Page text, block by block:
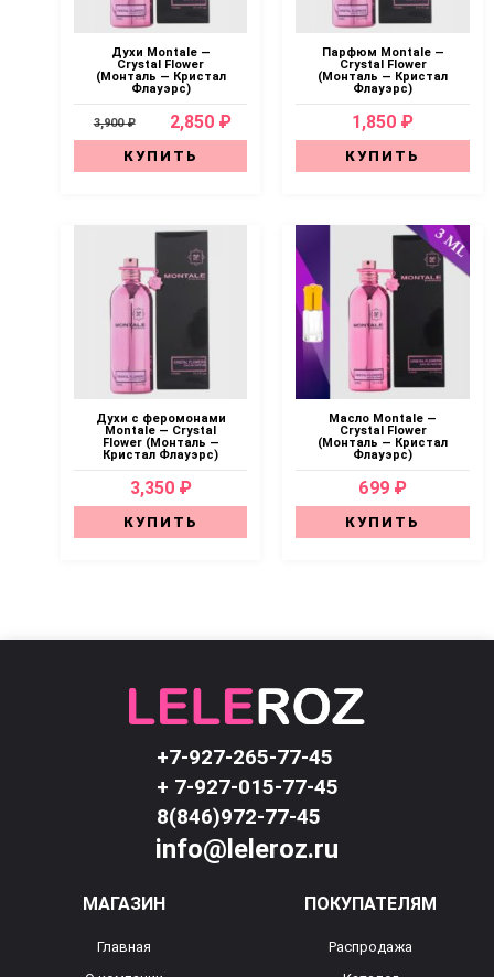
Духи Montale —
Crystal Flower
(Монталь — Кристал
Флауэрс)
3,900 ₽ 2,850 ₽
КУПИТЬ
Парфюм Montale —
Crystal Flower
(Монталь — Кристал
Флауэрс)
1,850 ₽
КУПИТЬ
Духи с феромонами
Montale — Crystal
Flower (Монталь —
Кристал Флауэрс)
3,350 ₽
КУПИТЬ
Масло Montale —
Crystal Flower
(Монталь — Кристал
Флауэрс)
699 ₽
КУПИТЬ
+7-927-265-77-45
+ 7-927-015-77-45
8(846)972-77-45
info@leleroz.ru
МАГАЗИН
Главная
ПОКУПАТЕЛЯМ
Распродажа